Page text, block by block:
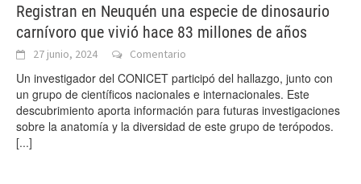
Registran en Neuquén una especie de dinosaurio
carnívoro que vivió hace 83 millones de años
27 junio, 2024 Comentario
Un investigador del CONICET participó del hallazgo, junto con
un grupo de científicos nacionales e internacionales. Este
descubrimiento aporta información para futuras investigaciones
sobre la anatomía y la diversidad de este grupo de terópodos.
[...]